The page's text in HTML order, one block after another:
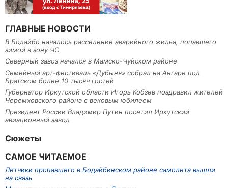
ГЛАВНЫЕ НОВОСТИ
В Бодайбо началось расселение аварийного жилья, попавшего
зимой в зону ЧС
Северный завоз начался в Мамско-Чуйском районе
Семейный арт-фестиваль «Дубыня» собрал на Ангаре под
Братском более 10 тысяч гостей
Губернатор Иркутской области Игорь Кобзев поздравил жителей
Черемховского района с вековым юбилеем
Президент России Владимир Путин посетил Иркутский
авиационный завод
Сюжеты
САМОЕ ЧИТАЕМОЕ
Летчики пропавшего в Бодайбинском районе самолета вышли
на связь